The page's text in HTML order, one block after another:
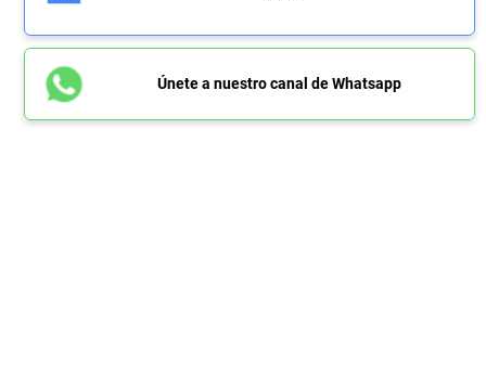
Únete a nuestro canal de Whatsapp